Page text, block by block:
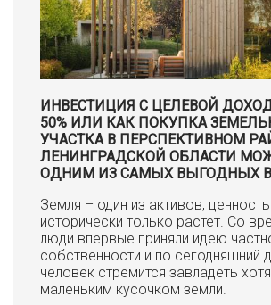
ИНВЕСТИЦИЯ С ЦЕЛЕВОЙ
50% ИЛИ КАК ПОКУПКА
УЧАСТКА В ПЕРСПЕКТИВНОМ
ЛЕНИНГРАДСКОЙ ОБЛАСТИ
ОДНИМ ИЗ САМЫХ ВЫГОДНЫХ
Земля – один из активов,
исторически только растет. Со
люди впервые приняли идею
собственности и по сегодняшний
человек стремится завладеть
маленьким кусочком земли.